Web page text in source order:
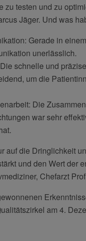
testen und zu
Jäger. Und was
Gerade in
unerlässlich.
schnelle und
um die
Die
war sehr
auf die Dringlichkeit
und den Wert der
Chefarzt
am 4.